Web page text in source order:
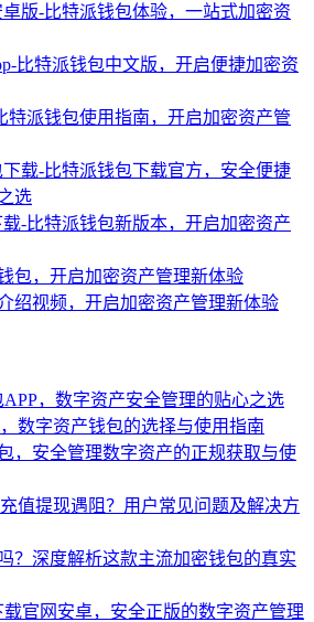
版-比特派钱包体验，一站式加密资
比特派钱包中文版，开启便捷加密资
特派钱包使用指南，开启加密资产管
载-比特派钱包下载官方，安全便捷
选
-比特派钱包新版本，开启加密资产
包，开启加密资产管理新体验
绍视频，开启加密资产管理新体验
APP，数字资产安全管理的贴心之选
数字资产钱包的选择与使用指南
，安全管理数字资产的正规获取与使
值提现遇阻？用户常见问题及解决方
？深度解析这款主流加密钱包的真实
载官网安卓，安全正版的数字资产管理